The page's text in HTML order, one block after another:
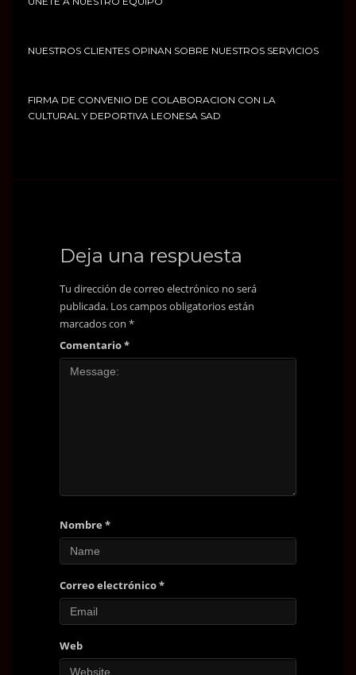
NUESTROS CLIENTES OPINAN SOBRE NUESTROS SERVICIOS
FIRMA DE CONVENIO DE COLABORACION CON LA
CULTURAL Y DEPORTIVA LEONESA SAD
Deja una respuesta
Tu dirección de correo electrónico no será
publicada. Los campos obligatorios están
marcados con *
Comentario*
Nombre *
Correo electrónico*
Web